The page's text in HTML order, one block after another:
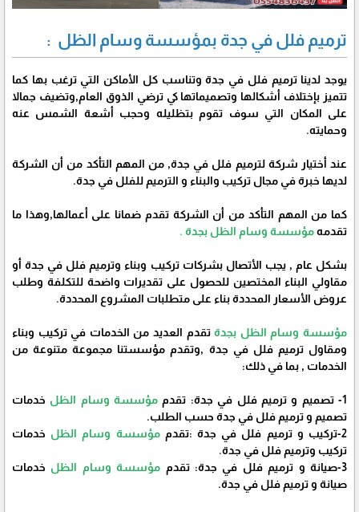
ترميم فلل في جدة بمؤسسة وسام الظل :
يوجد لدينا ترميم فلل في جدة وتناسب كل الأماكن التي ترغب بها كما
تتميز بإختلاف أشكالها وتصميماتها كي ترضي الذوق العام,وتضيف جمالا
على المكان التي سوف تقوم بتظليله وحجب أشعة الشمس عنه
وحمايته.
عند أختيار شركة لترميم فلل في جدة, من المهم التأكد من أن الشركة
لديها خبرة في مجال تركيب والبناء و الترميم للفلل في جدة.
كما من المهم التأكد من أن الشركة تقدم ضمانا على أعمالها,وهذا ما
تقدمهمؤسسة وسام الظل بجدة .
بشكل عام , يجب الأتصال بشركات تركيب وبناء وترميم فلل في جدة أو
مقاولي البناء المختصين للحصول على تقديرات واضحة للتكلفة وطلب
عروض الأسعار المحددة بناء على متطلبات المشروع المحددة.
مؤسسة وسام الظل بجدةتقدم العديد من الخدمات في تركيب وبناء
ومقاول ترميم فلل في جدة ,وتقدم مؤسستنا مجموعة متنوعة من
الخدمات , بما في ذلك:
1- تصميم و ترميم فلل في جدة: تقدم مؤسسة وسام الظل خدمات
تصميم و ترميم فلل في جدة حسب الطلب.
2-تركيب و ترميم فلل في جدة :تقدم
مؤسسة وسام الظل خدمات
تركيب وترميم فلل في جدة.
3-صيانة و ترميم فلل في جدة: تقدم
مؤسسة وسام الظل خدمات
صيانة و ترميم فلل في جدة.